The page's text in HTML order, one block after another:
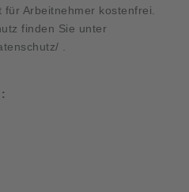
Arbeitnehmer kostenfrei.
finden Sie unter